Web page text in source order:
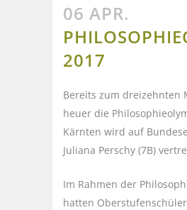
06 APR.
2017
Bereits zum dreizehnten
heuer die
Kärnten wird auf
Juliana Perschy (7B)
Im Rahmen der
hatten